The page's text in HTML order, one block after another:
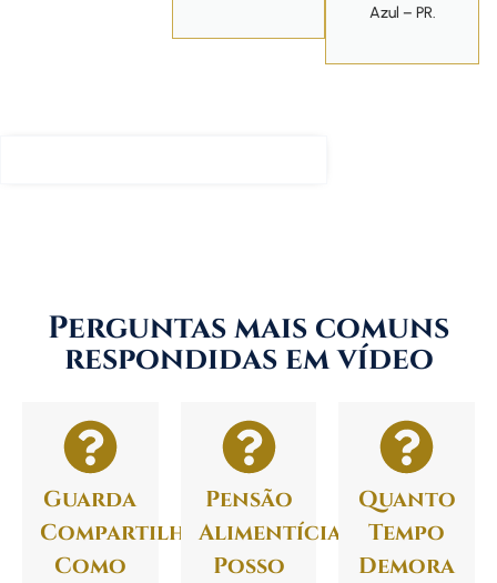
Azul – PR.
Perguntas mais comuns
respondidas em vídeo
Guarda
Compartilhada:
Como
Pensão
Alimentícia:
Posso
Quanto
Tempo
Demora